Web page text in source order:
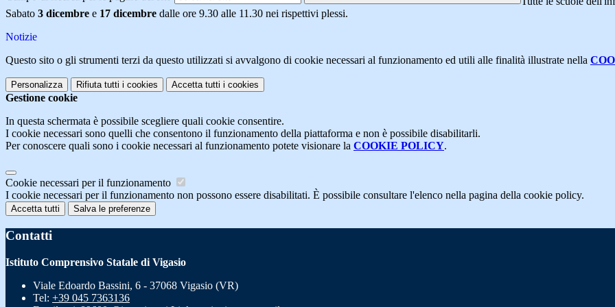
Sabato 3 dicembre e 17 dicembre dalle ore 9.30 alle 11.30 nei rispettivi plessi.
Notizie
Questo sito o gli strumenti terzi da questo utilizzati si avvalgono di cookie necessari al funzionamento ed utili alle finalità illustrate nella
Personalizza Rifiuta tutti i cookies Accetta tutti i cookies
Gestione cookie
In questa schermata è possibile scegliere quali cookie consentire.
I cookie necessari sono quelli che consentono il funzionamento della piattaforma e non è possibile disabilitarli.
Per conoscere quali sono i cookie necessari al funzionamento potete visionare la COOKIE POLICY.
Cookie necessari per il funzionamento
I cookie necessari per il funzionamento non possono essere disabilitati. È possibile consultare l'elenco nella pagina della cookie policy.
Accetta tutti Salva le preferenze
Contatti
Istituto Comprensivo Statale di Vigasio
Viale Edoardo Bassini, 6 - 37068 Vigasio (VR)
Tel: +39 045 7363136